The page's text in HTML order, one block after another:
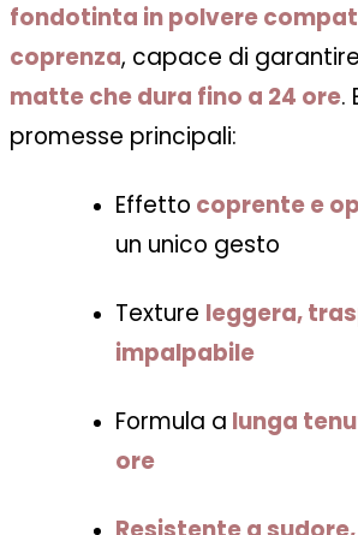
fondotinta in polvere
coprenza, capace di
matte che dura fino a 24 ore.
promesse principali:
Effetto coprente e
un unico gesto
Texture leggera,
impalpabile
Formula a lunga
ore